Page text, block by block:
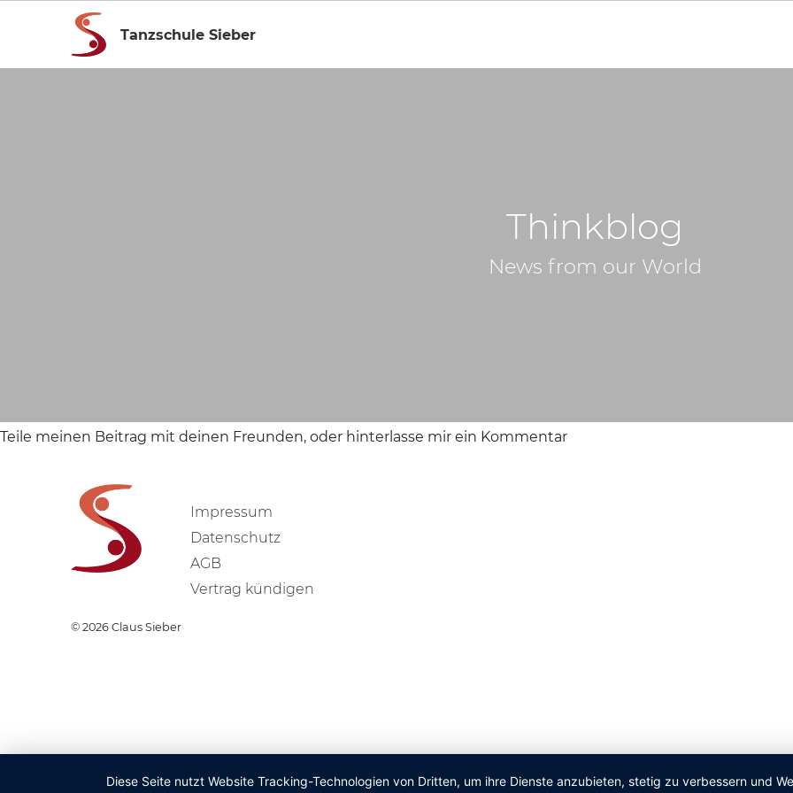
Tanzschule Sieber
Thinkblog
News from our World
Teile meinen Beitrag mit deinen Freunden, oder hinterlasse mir ein Kommentar
Impressum
Datenschutz
AGB
Vertrag kündigen
© 2026 Claus Sieber
Diese Seite nutzt Website Tracking-Technologien von Dritten, um ihre Dienste anzubieten, stetig zu verbessern und